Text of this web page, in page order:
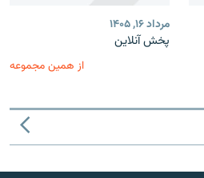
مرداد ۱۶, ۱۴۰۵
پخش آنلاین
از همین مجموعه